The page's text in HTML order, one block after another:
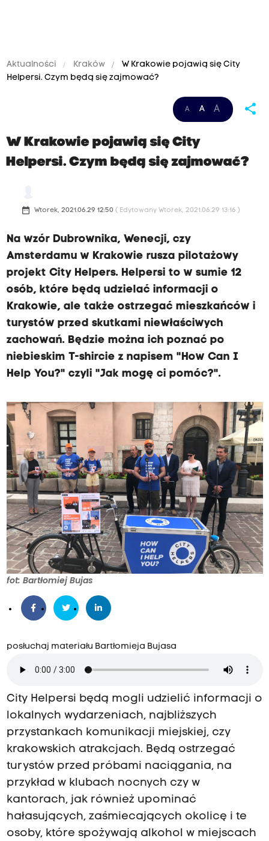
Aktualności Kraków
W Krakowie pojawią się City
Helpersi. Czym będą się zajmować?
A A A share
W Krakowie pojawią się City
Helpersi. Czym będą się zajmować?
date_range Wtorek, 2021.06.29 12:50 ( Edytowany Wtorek, 2021.06.29 13:16 )
Na wzór Dubrownika, Wenecji, czy
Amsterdamu w Krakowie rusza pilotażowy
projekt City Helpers. Helpersi to w sumie 12
osób, które będą udzielać informacji o
Krakowie, ale także ostrzegać mieszkańców i
turystów przed skutkami niewłaściwych
zachowań. Będzie można ich poznać po
niebieskim T-shircie z napisem "How Can I
Help You?" czyli "Jak mogę ci pomóc?".
fot: Bartłomiej Bujas
posłuchaj materiału Bartłomieja Bujasa
City Helpersi będą mogli udzielić informacji o
lokalnych wydarzeniach, najbliższych
przystankach komunikacji miejskiej, czy
krakowskich atrakcjach. Będą ostrzegać
turystów przed próbami naciągania, na
przykład w klubach nocnych czy w
kantorach, jak również upominać
hałasujących, zaśmiecających okolicę i te
osoby, które spożywają alkohol w miejscach